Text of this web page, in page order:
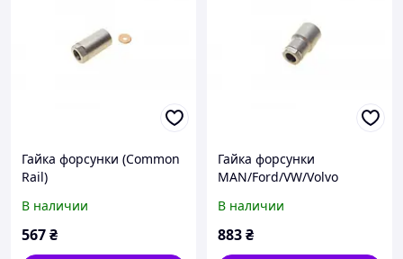
Гайка форсунки (Common
Rail)
В наличии
567₴
Гайка форсунки
MAN/Ford/VW/Volvo
В наличии
883₴